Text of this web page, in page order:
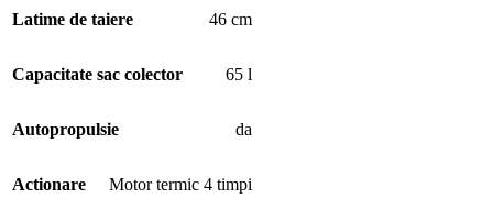
Latime de taiere 46 cm
Capacitate sac colector 65 l
Autopropulsie da
Actionare Motor termic 4 timpi